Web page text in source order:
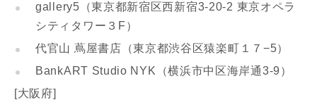
gallery5（東京都新宿区西新宿3-20-2 東京オペラ
シティタワー３F）
代官山 蔦屋書店（東京都渋谷区猿楽町１７−5）
BankART Studio NYK（横浜市中区海岸通3-9）
[大阪府]